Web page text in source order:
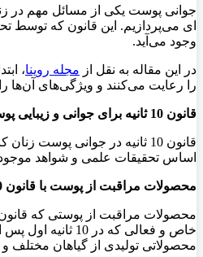
وجود می‌آید.
در این مقاله به نقل از مجله روینا
را رعایت می‌کنند و ویژگی‌های آن‌ها
قانون 10 ثانیه برای جوانی و زیبایی پوست
اساس تحقیقات علمی و شواهد
محصولات مراقبت از پوست با قانون 10 ثانیه
محصولات مراقبت از پوستی که قانون 10 ثانیه را رعایت می‌کنند، شامل انواع کرم‌ها، سرم‌ها و ماسک‌های صورت
خاص و فعالی
محصولاتی تولیدی از گیاهان مختلف